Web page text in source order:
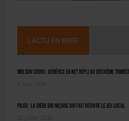
L'ACTU EN BREF
Molson Coors : bénéfice en net repli au deuxième
Pilou : la bière bio niçoise qui fait revivre le jeu local